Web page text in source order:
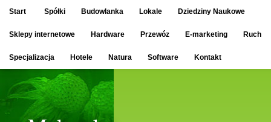
Start Spółki Budowlanka Lokale Dziedziny Naukowe
Sklepy internetowe Hardware Przewóz E-marketing Ruch
Specjalizacja Hotele Natura Software Kontakt